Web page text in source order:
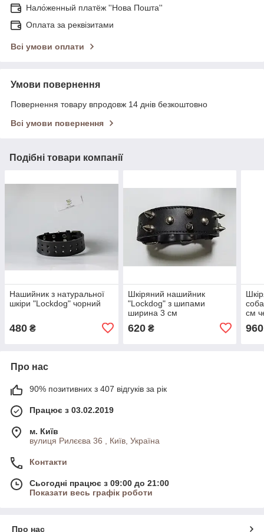
Нало́женный платёж ''Нова Пошта''
Оплата за реквізитами
Всі умови оплати
Умови повернення
Повернення товару впродовж 14 днів безкоштовно
Всі умови повернення
Подібні товари компанії
Нашийник з натуральної
шкіри "Lockdog" чорний
480 ₴
Шкіряний нашийник
"Lockdog" з шипами
ширина 3 см
620₴
см
960
Про нас
90% позитивних з 407 відгуків за рік
Працює з 03.02.2019
м. Київ
вулиця Рилєєва 36 , Київ, Україна
Контакти
Сьогодні працює з 09:00 до 21:00
Показати весь графік роботи
Про нас